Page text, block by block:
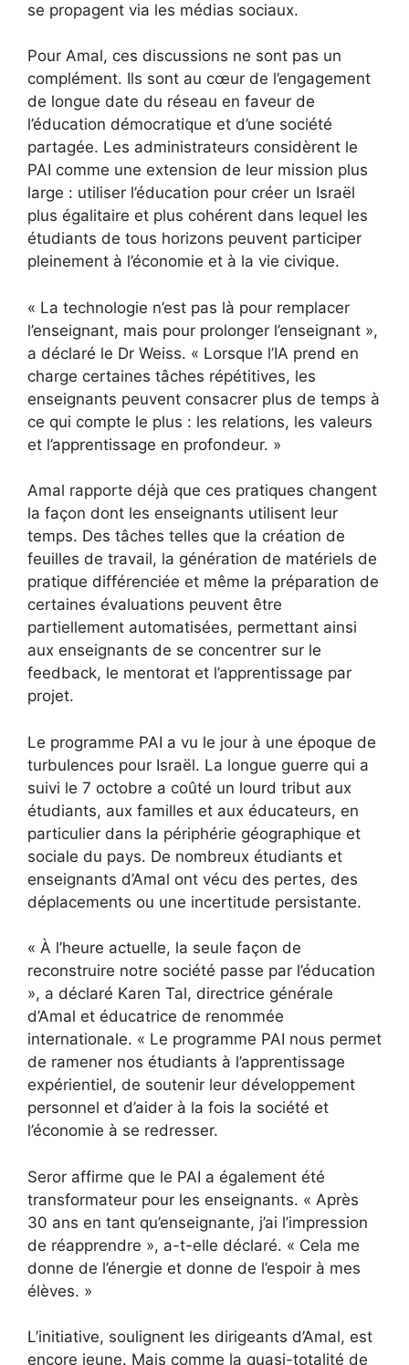
se propagent via les médias sociaux.
Pour Amal, ces discussions ne sont pas un
complément. Ils sont au cœur de l’engagement
de longue date du réseau en faveur de
l’éducation démocratique et d’une société
partagée. Les administrateurs considèrent le
PAI comme une extension de leur mission plus
large : utiliser l’éducation pour créer un Israël
plus égalitaire et plus cohérent dans lequel les
étudiants de tous horizons peuvent participer
pleinement à l’économie et à la vie civique.
« La technologie n’est pas là pour remplacer
l’enseignant, mais pour prolonger l’enseignant »,
a déclaré le Dr Weiss. « Lorsque l’IA prend en
charge certaines tâches répétitives, les
enseignants peuvent consacrer plus de temps à
ce qui compte le plus : les relations, les valeurs
et l’apprentissage en profondeur. »
Amal rapporte déjà que ces pratiques changent
la façon dont les enseignants utilisent leur
temps. Des tâches telles que la création de
feuilles de travail, la génération de matériels de
pratique différenciée et même la préparation de
certaines évaluations peuvent être
partiellement automatisées, permettant ainsi
aux enseignants de se concentrer sur le
feedback, le mentorat et l’apprentissage par
projet.
Le programme PAI a vu le jour à une époque de
turbulences pour Israël. La longue guerre qui a
suivi le 7 octobre a coûté un lourd tribut aux
étudiants, aux familles et aux éducateurs, en
particulier dans la périphérie géographique et
sociale du pays. De nombreux étudiants et
enseignants d’Amal ont vécu des pertes, des
déplacements ou une incertitude persistante.
« À l’heure actuelle, la seule façon de
reconstruire notre société passe par l’éducation
», a déclaré Karen Tal, directrice générale
d’Amal et éducatrice de renommée
internationale. « Le programme PAI nous permet
de ramener nos étudiants à l’apprentissage
expérientiel, de soutenir leur développement
personnel et d’aider à la fois la société et
l’économie à se redresser.
Seror affirme que le PAI a également été
transformateur pour les enseignants. « Après
30 ans en tant qu’enseignante, j’ai l’impression
de réapprendre », a-t-elle déclaré. « Cela me
donne de l’énergie et donne de l’espoir à mes
élèves. »
L’initiative, soulignent les dirigeants d’Amal, est
encore jeune. Mais comme la quasi-totalité de